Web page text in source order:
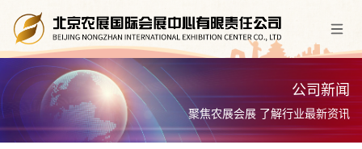
公司新闻
聚焦农展会展 了解行业最新资讯